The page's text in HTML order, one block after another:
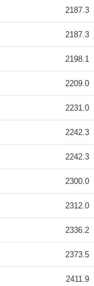
2187.3
2187.3
2198.1
2209.0
2231.0
2242.3
2242.3
2300.0
2312.0
2336.2
2373.5
2411.9